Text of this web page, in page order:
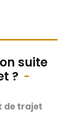
suite
?
de trajet